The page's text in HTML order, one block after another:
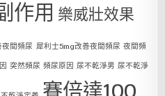
作用 樂威壯效果
間頻尿 犀利士5mg改善夜間頻尿 夜間頻
突然頻尿 頻尿原因 尿不乾淨男 尿不乾淨